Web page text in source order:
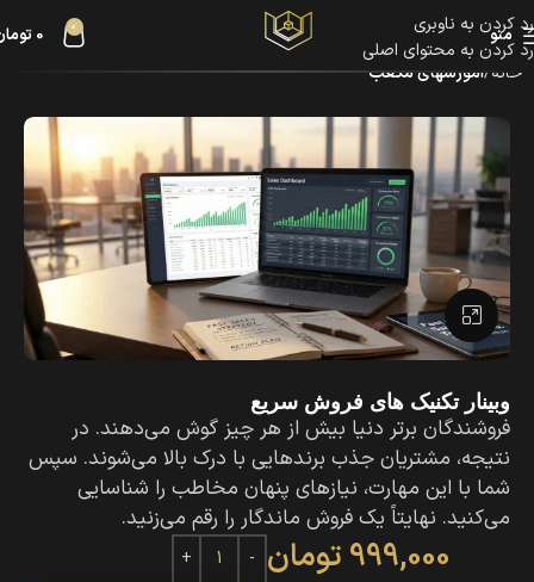
رد کردن به ناوبری
رد کردن به محتوای اصلی
منو 0
0
خانه آموزشهای مکعب
وبینار تکنیک های فروش سریع
فروشندگان برتر دنیا بیش از هر چیز گوش می‌دهند. در
نتیجه، مشتریان جذب برندهایی با درک بالا می‌شوند. سپس
شما با این مهارت، نیازهای پنهان مخاطب را شناسایی
می‌کنید. نهایتاً یک فروش ماندگار را رقم می‌زنید.
999,000 تومان
بزرگنمایی تصویر